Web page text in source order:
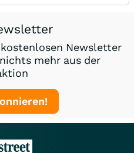
Newsletter
mehr aus der